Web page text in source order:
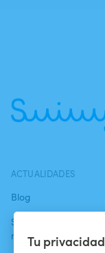
Tu privacidad
ACTUALIDADES
Blog
Swimmy en los
medios